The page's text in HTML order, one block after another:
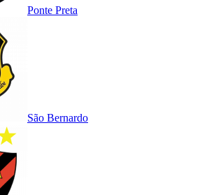
Ponte Preta
São Bernardo